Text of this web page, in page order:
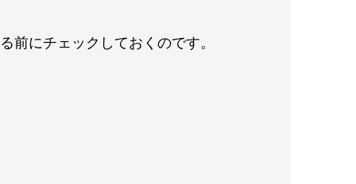
前にチェックしておくのです。